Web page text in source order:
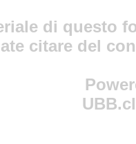
di questo
citare del